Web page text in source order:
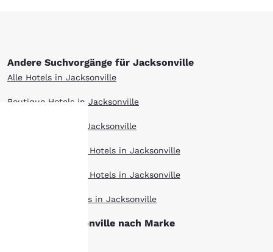
Andere Suchvorgänge für Jacksonville
Alle Hotels in Jacksonville
Boutique Hotels in Jacksonville
Hotel-Angebote in Jacksonville
Langzeitaufenthalt Hotels in Jacksonville
Haustierfreundlich Hotels in Jacksonville
Top bewertet Hotels in Jacksonville
Hotels in Jacksonville nach Marke